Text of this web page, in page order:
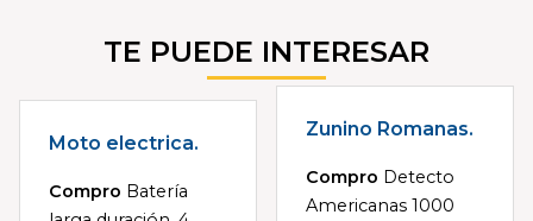
TE PUEDE INTERESAR
Moto electrica.
Compro Batería
Zunino Romanas.
Compro Detecto
Americanas 1000